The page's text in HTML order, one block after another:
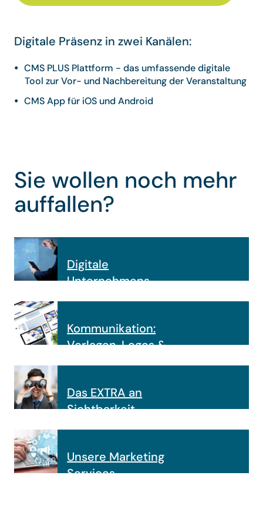
Digitale Präsenz in zwei Kanälen:
CMS PLUS Plattform - das umfassende digitale
Tool zur Vor- und Nachbereitung der Veranstaltung
CMS App für iOS und Android
Sie wollen noch mehr
auffallen?
Digitale
Unternehmens-
Kommunikation:
Vorlagen, Logos &
Das EXTRA an
Sichtbarkeit
Unsere Marketing
Services